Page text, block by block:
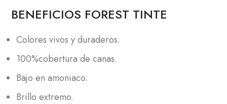
BENEFICIOS FOREST TINTE
Colores vivos y duraderos.
100%cobertura de canas.
Bajo en amoniaco.
Brillo extremo.